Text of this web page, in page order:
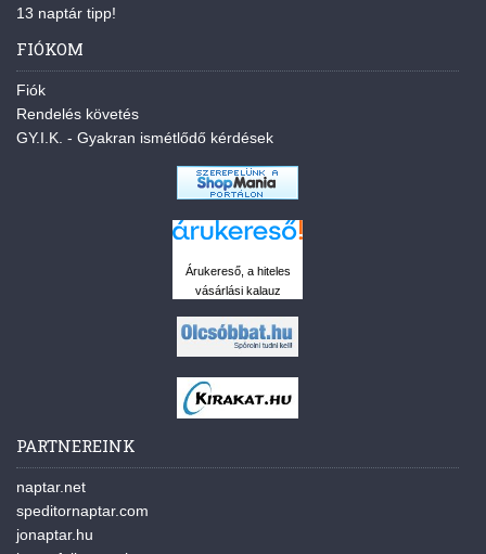
13 naptár tipp!
FIÓKOM
Fiók
Rendelés követés
GY.I.K. - Gyakran ismétlődő kérdések
Árukereső, a hiteles
vásárlási kalauz
PARTNEREINK
naptar.net
speditornaptar.com
jonaptar.hu